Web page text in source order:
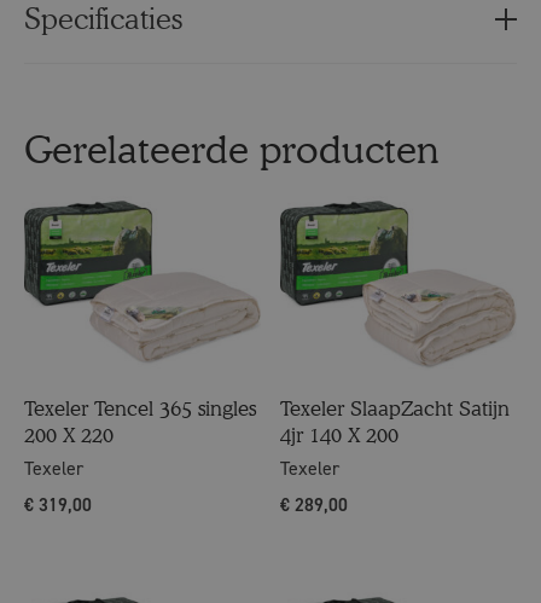
Specificaties
Gerelateerde producten
Texeler Tencel 365 singles
200 X 220
Texeler
€ 319,00
Texeler SlaapZacht Satijn
4jr 140 X 200
Texeler
€ 289,00